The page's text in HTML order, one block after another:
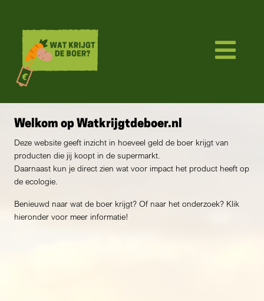
Welkom op Watkrijgtdeboer.nl
Deze website geeft inzicht in hoeveel geld de boer krijgt van
producten die jij koopt in de supermarkt.
Daarnaast kun je direct zien wat voor impact het product heeft op
de ecologie.
Benieuwd naar wat de boer krijgt? Of naar het onderzoek? Klik
hieronder voor meer informatie!